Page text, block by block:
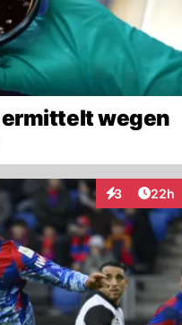
wegen
3
Interaktionen
22h